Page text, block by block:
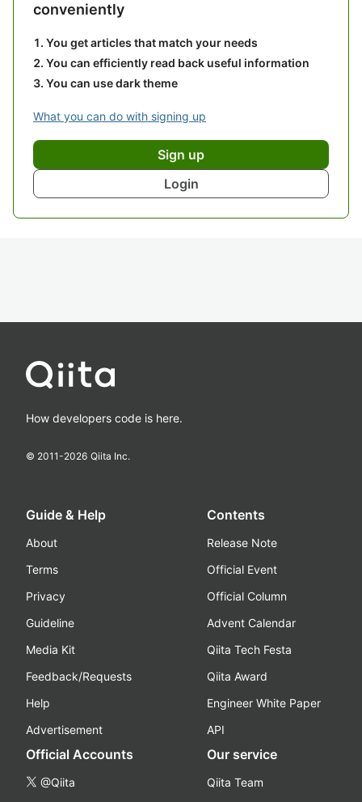
conveniently
You get articles that match your needs
You can efficiently read back useful information
You can use dark theme
What you can do with signing up
Sign up
Login
How developers code is here.
© 2011-2026 Qiita Inc.
Guide & Help
About
Terms
Privacy
Guideline
Media Kit
Feedback/Requests
Help
Advertisement
Contents
Release Note
Official Event
Official Column
Advent Calendar
Qiita Tech Festa
Qiita Award
Engineer White Paper
API
Official Accounts
@Qiita
Our service
Qiita Team